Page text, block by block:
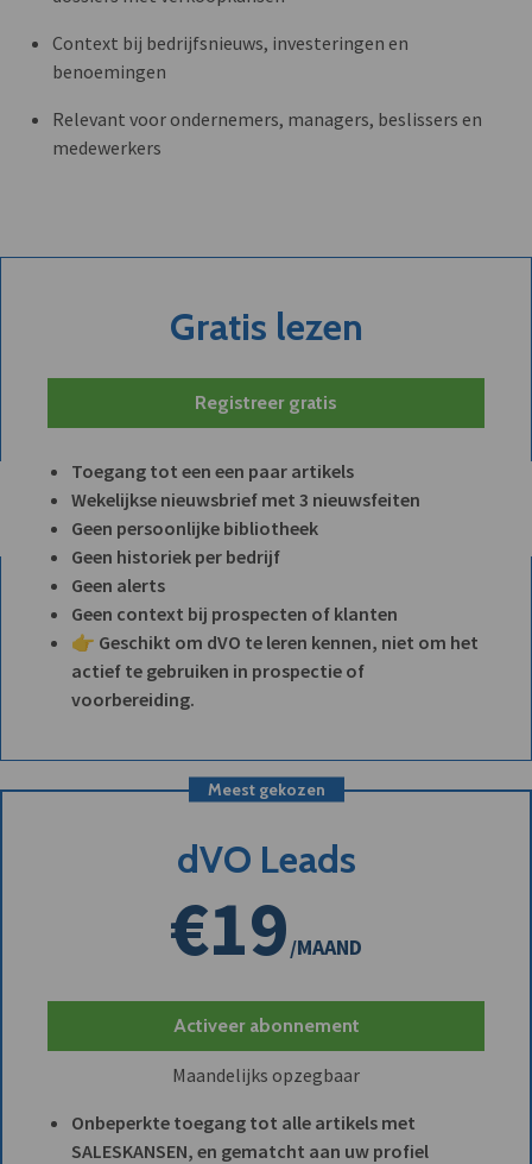
Context bij bedrijfsnieuws, investeringen en
benoemingen
Relevant voor ondernemers, managers, beslissers en
medewerkers
Gratis lezen
Registreer gratis
Toegang tot een een paar artikels
Wekelijkse nieuwsbrief met 3 nieuwsfeiten
Geen persoonlijke bibliotheek
Geen historiek per bedrijf
Geen alerts
Geen context bij prospecten of klanten
👉 Geschikt om dVO te leren kennen, niet om het
actief te gebruiken in prospectie of
voorbereiding.
Meest gekozen
dVO Leads
€19/MAAND
Activeer abonnement
Maandelijks opzegbaar
Onbeperkte toegang tot alle artikels met
SALESKANSEN, en gematcht aan uw profiel